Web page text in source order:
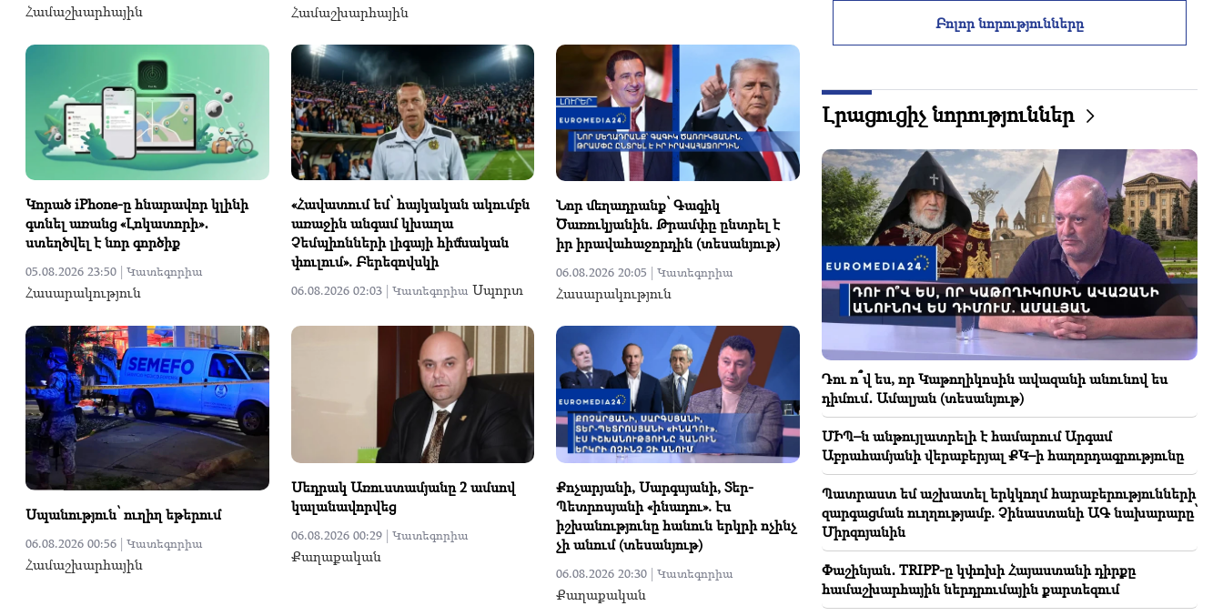
Համաշխարհային Համաշխարհային
Կորած iPhone-ը հնարավոր կլինի
գտնել առանց «Լոկատորի»․
ստեղծվել է նոր գործիք
05.08.2026 23:50 | Կատեգորիա
Հասարակություն
«Հավատում եմ՝ հայկական ակումբն
առաջին անգամ կխաղա
Չեմպիոնների լիգայի հիմնական
փուլում». Բերեզովսկի
06.08.2026 02:03 | Կատեգորիա Սպորտ
Նոր մեղադրանք՝ Գագիկ
Ծառուկյանին. Թրամփը ընտրել է
իր իրավահաջորդին (տեսանյութ)
06.08.2026 20:05 | Կատեգորիա
Հասարակություն
Սպանություն՝ ուղիղ եթերում
06.08.2026 00:56 | Կատեգորիա
Համաշխարհային
Սեդրակ Առուստամյանը 2 ամսով
կալանավորվեց
06.08.2026 00:29 | Կատեգորիա
Քաղաքական
Քոչարյանի, Սարգսյանի, Տեր-
Պետրոսյանի «ինադու». էս
իշխանությունը հանուն երկրի ոչինչ
չի անում (տեսանյութ)
06.08.2026 20:30 | Կատեգորիա
Քաղաքական
նշանները կհարստանան օգոստոսի վերջին
Խոշոր հրդեհ Սայաթ Նովայի բարձրահարկ
շենքերից մեկում. Բնակիչներ են տարհանվել
ՄԻՊ–ն անթույլատրելի է համարում Արգամ
Աբրահամյանի վերաբերյալ ՔԿ–ի
հաղորդագրությունը
19:30
Իրանն ու Օմանը շատ մոտ են Հորմուզի նեղուցի
շուրջ համաձայնության հասնելուն․ Արաղչի
19:06
Որոնվում է նախաձեռնված քրեական վարույթի
շրջանակներում
18:44
Ռուբիո․ ԱՄՆ-ը 201 մլն դոլար է հատկացրել TRIPP-
ի և Միջին միջանցքի զարգացման համար
18:34
հարաբերությունների զարգացման ուղղությամբ.
Չինաստանի ԱԳ նախարարը՝ Միրզոյանին
18:00
Պետք է խաղադաշտում ապացուցեմ, որ արժանի
եմ․ Մխիթարյանը՝ «Ինտերում» իր ապագայի մասին
Բոլոր նորությունները
Լրացուցիչ նորություններ
Դու ո՞վ ես, որ Կաթողիկոսին ավազանի անունով ես
դիմում․ Ամալյան (տեսանյութ)
ՄԻՊ–ն անթույլատրելի է համարում Արգամ
Աբրահամյանի վերաբերյալ ՔԿ–ի հաղորդագրությունը
Պատրաստ եմ աշխատել երկկողմ հարաբերությունների
զարգացման ուղղությամբ. Չինաստանի ԱԳ նախարարը՝
Միրզոյանին
Փաշինյան․ TRIPP-ը կփոխի Հայաստանի դիրքը
համաշխարհային ներդրումային քարտեզում